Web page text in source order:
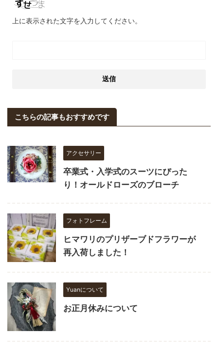
上に表示された文字を入力してください。
こちらの記事もおすすめです
アクセサリー
卒業式・入学式のスーツにぴった
り！オールドローズのブローチ
フォトフレーム
ヒマワリのプリザーブドフラワーが
再入荷しました！
Yuanについて
お正月休みについて